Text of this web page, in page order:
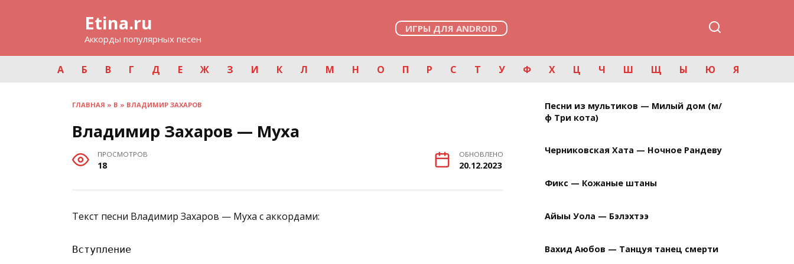
Etina.ru
Аккорды популярных песен
ИГРЫ ДЛЯ ANDROID
А Б В Г Д Е Ж З И К Л М Н О П Р С Т У Ф Х Ц Ч Ш Щ Ы Ю Я
ГЛАВНАЯ » В » ВЛАДИМИР ЗАХАРОВ
Владимир Захаров — Муха
ПРОСМОТРОВ
18
ОБНОВЛЕНО
20.12.2023
Текст песни Владимир Захаров — Муха с аккордами:
Вступление
Песни из мультиков — Милый дом (м/
ф Три кота)
Черниковская Хата — Ночное Рандеву
Фикс — Кожаные штаны
Айыы Уола — Бэлэхтээ
Вахид Аюбов — Танцуя танец смерти